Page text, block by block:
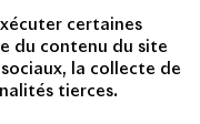
certaines
du contenu du site
la collecte de
tierces.